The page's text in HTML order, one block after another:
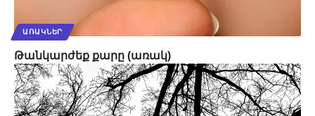
ԱՌԱԿՆԵՐ
Թանկարժեք քարը (առակ)